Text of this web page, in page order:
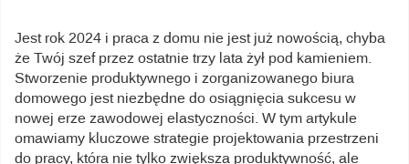
Jest rok 2024 i praca z domu nie jest już nowością, chyba
że Twój szef przez ostatnie trzy lata żył pod kamieniem.
Stworzenie produktywnego i zorganizowanego biura
domowego jest niezbędne do osiągnięcia sukcesu w
nowej erze zawodowej elastyczności. W tym artykule
omawiamy kluczowe strategie projektowania przestrzeni
do pracy, która nie tylko zwiększa produktywność, ale